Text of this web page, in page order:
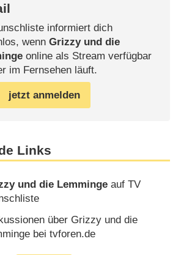
informiert dich
wenn Grizzy und die
online als Stream verfügbar
im Fernsehen läuft.
jetzt anmelden
Links
und die Lemminge auf TV
über Grizzy und die
bei tvforen.de